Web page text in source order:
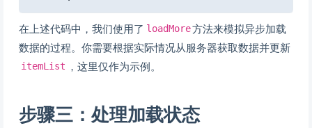
在上述代码中，我们使用了 loadMore方法来模拟异步加载
数据的过程。你需要根据实际情况从服务器获取数据并更新
itemList ，这里仅作为示例。
步骤三：处理加载状态